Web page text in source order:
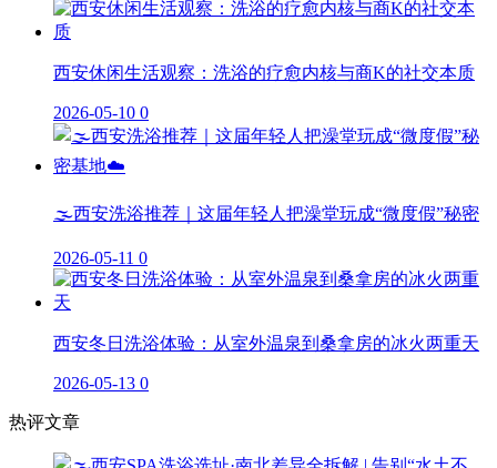
西安休闲生活观察：洗浴的疗愈内核与商K的社交本质
2026-05-10 0
🌫️西安洗浴推荐｜这届年轻人把澡堂玩成“微度假”秘密
2026-05-11 0
西安冬日洗浴体验：从室外温泉到桑拿房的冰火两重天
2026-05-13 0
热评文章